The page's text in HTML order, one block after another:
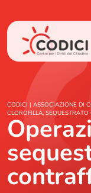
Chi
Cosa
Area
CODICI | ASSOCIAZIONE DI
CLOROFILLA,